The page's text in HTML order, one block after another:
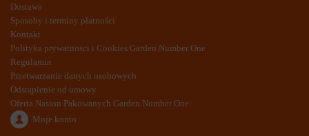
Dostawa
Sposoby i terminy płatności
Kontakt
Polityka prywatnosci i Cookies Garden Number One
Regulamin
Przetwarzanie danych osobowych
Odstąpienie od umowy
Oferta Nasion Pakowanych Garden Number One
Moje konto